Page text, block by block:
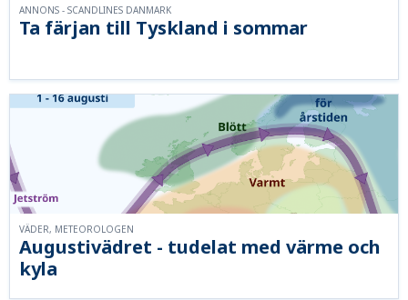
Ta färjan till Tyskland i sommar
ANNONS - SCANDLINES DANMARK
Augustivädret - tudelat med värme och
kyla
VÄDER, METEOROLOGEN